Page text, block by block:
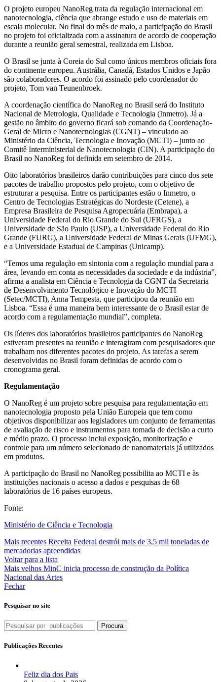
O projeto europeu NanoReg trata da regulação internacional em
nanotecnologia, ciência que abrange estudo e uso de materiais em
escala molecular. No final do mês de maio, a participação do Brasil
no projeto foi oficializada com a assinatura de acordo de cooperação
durante a reunião geral semestral, realizada em Lisboa.
O Brasil se junta à Coreia do Sul como únicos membros oficiais fora
do continente europeu. Austrália, Canadá, Estados Unidos e Japão
são colaboradores. O acordo foi assinado pelo coordenador do
projeto, Tom van Teunenbroek.
A coordenação científica do NanoReg no Brasil será do Instituto
Nacional de Metrologia, Qualidade e Tecnologia (Inmetro). Já a
gestão no âmbito do governo ficará sob comando da Coordenação-
Geral de Micro e Nanotecnologias (CGNT) – vinculado ao
Ministério da Ciência, Tecnologia e Inovação (MCTI) – junto ao
Comitê Interministerial de Nanotecnologia (CIN). A participação do
Brasil no NanoReg foi definida em setembro de 2014.
Oito laboratórios brasileiros darão contribuições para cinco dos sete
pacotes de trabalho propostos pelo projeto, com o objetivo de
estruturar a pesquisa. Entre os participantes estão o Inmetro, o
Centro de Tecnologias Estratégicas do Nordeste (Cetene), a
Empresa Brasileira de Pesquisa Agropecuária (Embrapa), a
Universidade Federal do Rio Grande do Sul (UFRGS), a
Universidade de São Paulo (USP), a Universidade Federal do Rio
Grande (FURG), a Universidade Federal de Minas Gerais (UFMG),
e a Universidade Estadual de Campinas (Unicamp).
“Temos uma regulação em sintonia com a regulação mundial para a
área, levando em conta as necessidades da sociedade e da indústria”,
afirma a analista em Ciência e Tecnologia da CGNT da Secretaria
de Desenvolvimento Tecnológico e Inovação do MCTI
(Setec/MCTI), Anna Tempesta, que participou da reunião em
Lisboa. “Essa é uma maneira bem interessante de o Brasil estar de
acordo com a regulamentação mundial”, completa.
Os líderes dos laboratórios brasileiros participantes do NanoReg
estiveram presentes na reunião e interagiram com pesquisadores que
trabalham nos diferentes pacotes do projeto. As tarefas a serem
desenvolvidas no Brasil foram definidas de acordo com o
cronograma geral.
Regulamentação
O NanoReg é um projeto sobre pesquisa para regulamentação em
nanotecnologia proposto pela União Europeia que tem como
objetivos disponibilizar aos legisladores um conjunto de ferramentas
de avaliação de risco e instrumentos para tomada de decisão a curto
e médio prazo. O processo inclui exposição, monitorização e
controle para um número selecionado de nanomateriais já utilizados
em produtos.
A participação do Brasil no NanoReg possibilita ao MCTI e às
instituições nacionais o acesso a dados e pesquisas de 68
laboratórios de 16 países europeus.
Fonte:
Ministério de Ciência e Tecnologia
Mais recentes Receita Federal destrói mais de 3,5 mil toneladas de
mercadorias apreendidas
Voltar para a lista
Mais velhos MinC inicia processo de construção da Política
Nacional das Artes
Fechar
Pesquisar no site
Procura
Publicações Recentes
Feliz dia dos Pais